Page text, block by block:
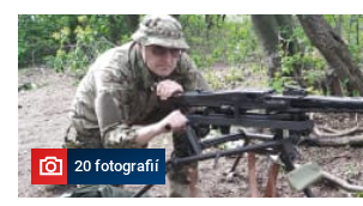
20 fotografií